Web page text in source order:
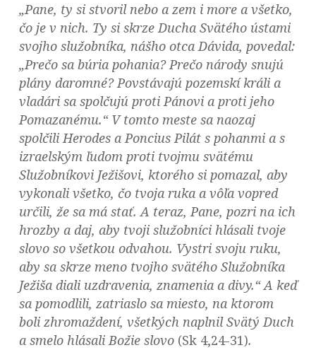
„Pane, ty si stvoril nebo a zem i more a všetko,
čo je v nich. Ty si skrze Ducha Svätého ústami
svojho služobníka, nášho otca Dávida, povedal:
„Prečo sa búria pohania? Prečo národy snujú
plány daromné? Povstávajú pozemskí králi a
vladári sa spolčujú proti Pánovi a proti jeho
Pomazanému.“ V tomto meste sa naozaj
spolčili Herodes a Poncius Pilát s pohanmi a s
izraelským ľudom proti tvojmu svätému
Služobníkovi Ježišovi, ktorého si pomazal, aby
vykonali všetko, čo tvoja ruka a vôľa vopred
určili, že sa má stať. A teraz, Pane, pozri na ich
hrozby a daj, aby tvoji služobníci hlásali tvoje
slovo so všetkou odvahou. Vystri svoju ruku,
aby sa skrze meno tvojho svätého Služobníka
Ježiša diali uzdravenia, znamenia a divy.“ A keď
sa pomodlili, zatriaslo sa miesto, na ktorom
boli zhromaždení, všetkých naplnil Svätý Duch
a smelo hlásali Božie slovo (Sk 4,24-31).